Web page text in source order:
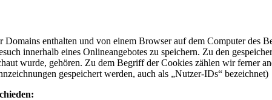
enthalten und von einem Browser auf dem Computer des
innerhalb eines Onlineangebotes zu speichern. Zu den
wurde, gehören. Zu dem Begriff der Cookies zählen wir ferner
gespeichert werden, auch als „Nutzer-IDs“ bezeichnet)